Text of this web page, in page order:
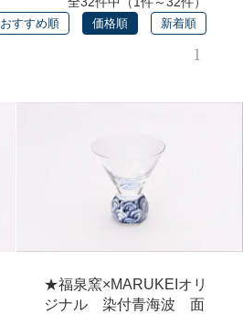
おすすめ順 価格順 新着順
1
★福泉窯×MARUKEIオリ
ジナル 染付青海波 面